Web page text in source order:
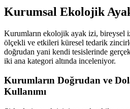
Kurumsal Ekolojik
Kurumların ekolojik ayak izi, bireysel
ölçekli ve etkileri küresel tedarik
doğrudan yani kendi tesislerinde
iki ana kategori altında inceleniyor.
Kurumların Doğrudan ve
Kullanımı